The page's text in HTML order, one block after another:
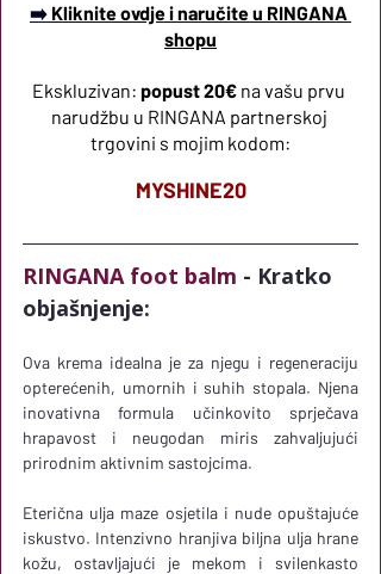
➡️ Kliknite ovdje i naručite u RINGANA
shopu
Ekskluzivan: popust 20€ na vašu prvu
narudžbu u RINGANA partnerskoj
trgovini s mojim kodom:
MYSHINE20
RINGANA foot balm - Kratko
objašnjenje:
Ova krema idealna je za njegu i regeneraciju
opterećenih, umornih i suhih stopala. Njena
inovativna formula učinkovito sprječava
hrapavost i neugodan miris zahvaljujući
prirodnim aktivnim sastojcima.
Eterična ulja maze osjetila i nude opuštajuće
iskustvo. Intenzivno hranjiva biljna ulja hrane
kožu, ostavljajući je mekom i svilenkasto